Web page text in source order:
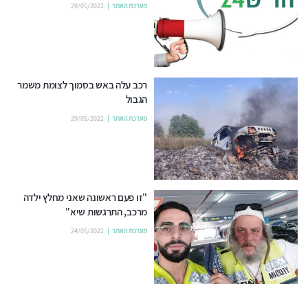
מערכת האתר 29/05/2022
רכב עלה באש בסמוך לצומת משמר
הגבול
מערכת האתר 29/05/2022
"זו פעם ראשונה שאני מחלץ ילדה
מרכב, התרגשות שיא"
מערכת האתר 24/05/2022